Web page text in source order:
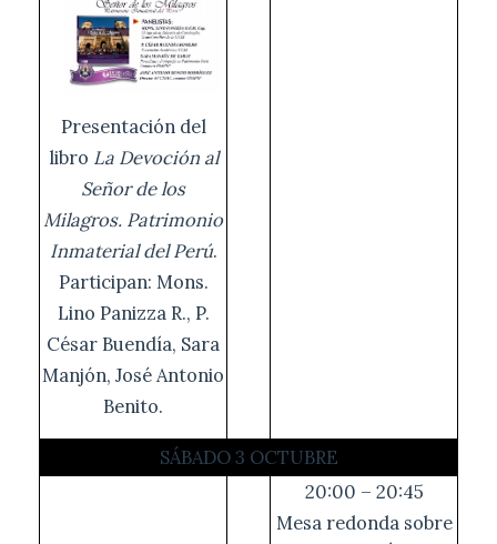
Presentación del
libro La Devoción al
Señor de los
Milagros. Patrimonio
Inmaterial del Perú.
Participan: Mons.
Lino Panizza R., P.
César Buendía, Sara
Manjón, José Antonio
Benito.
SÁBADO 3 OCTUBRE
20:00 – 20:45
Mesa redonda sobre